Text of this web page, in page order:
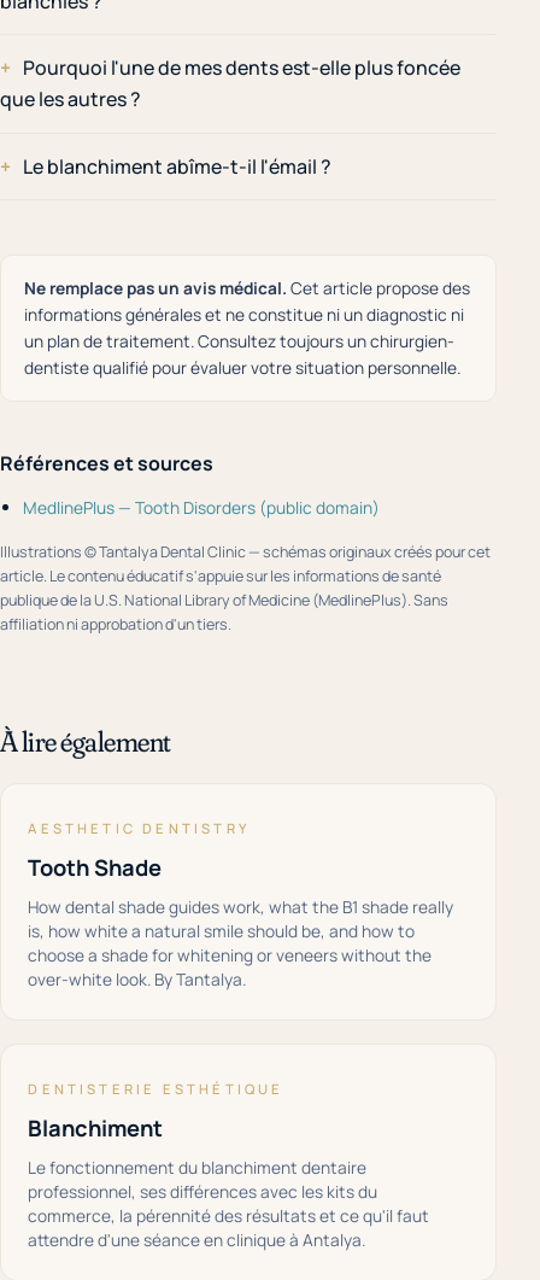
Pourquoi l'une de mes dents est-elle plus foncée
que les autres ?
Le blanchiment abîme-t-il l'émail ?
Ne remplace pas un avis médical. Cet article propose des
informations générales et ne constitue ni un diagnostic ni
un plan de traitement. Consultez toujours un chirurgien-
dentiste qualifié pour évaluer votre situation personnelle.
Références et sources
MedlinePlus — Tooth Disorders (public domain)
Illustrations © Tantalya Dental Clinic — schémas originaux créés pour cet
article. Le contenu éducatif s'appuie sur les informations de santé
publique de la U.S. National Library of Medicine (MedlinePlus). Sans
affiliation ni approbation d'un tiers.
À lire également
AESTHETIC DENTISTRY
Tooth Shade
How dental shade guides work, what the B1 shade really
is, how white a natural smile should be, and how to
choose a shade for whitening or veneers without the
over-white look. By Tantalya.
DENTISTERIE ESTHÉTIQUE
Blanchiment
Le fonctionnement du blanchiment dentaire
professionnel, ses différences avec les kits du
commerce, la pérennité des résultats et ce qu'il faut
attendre d'une séance en clinique à Antalya.